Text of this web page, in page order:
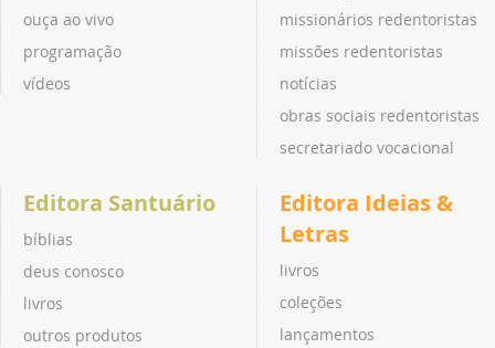
ouça ao vivo
programação
vídeos
missionários redentoristas
missões redentoristas
notícias
obras sociais redentoristas
secretariado vocacional
Editora Santuário
bíblias
deus conosco
livros
outros produtos
Editora Ideias &
Letras
livros
coleções
lançamentos